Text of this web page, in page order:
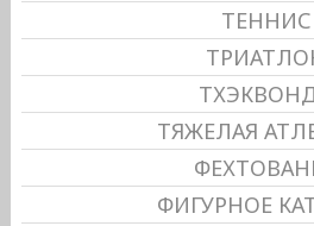
ТЕННИС
ТЯЖЕЛАЯ
ФИГУРНОЕ